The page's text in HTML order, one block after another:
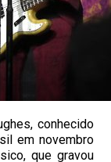
conhecido
em novembro
que gravou